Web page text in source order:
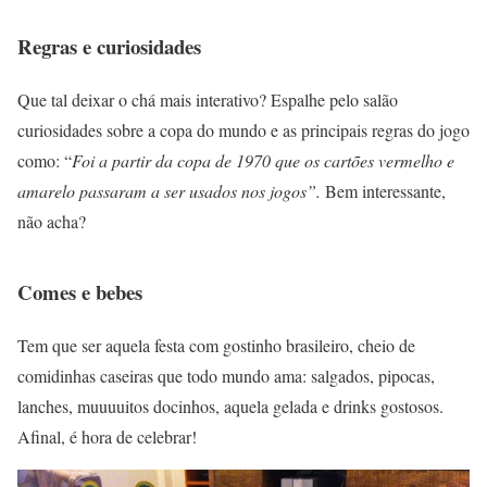
Regras e curiosidades
Que tal deixar o chá mais interativo? Espalhe pelo salão
curiosidades sobre a copa do mundo e as principais regras do jogo
como: “Foi a partir da copa de 1970 que os cartões vermelho e
amarelo passaram a ser usados nos jogos”. Bem interessante,
não acha?
Comes e bebes
Tem que ser aquela festa com gostinho brasileiro, cheio de
comidinhas caseiras que todo mundo ama: salgados, pipocas,
lanches, muuuuitos docinhos, aquela gelada e drinks gostosos.
Afinal, é hora de celebrar!